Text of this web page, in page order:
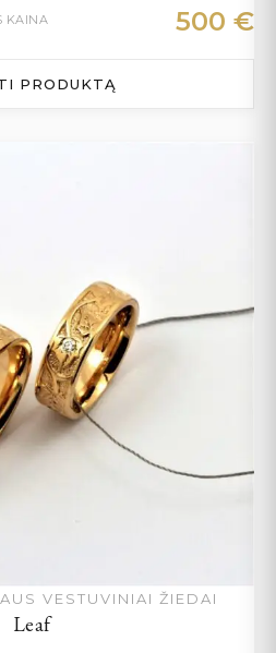
KAINA 500 €
PRODUKTĄ
VESTUVINIAI ŽIEDAI
Leaf